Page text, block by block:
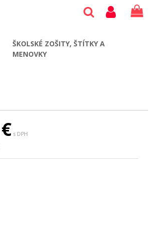
ŠKOLSKÉ ZOŠITY, ŠTÍTKY A
MENOVKY
€ s DPH